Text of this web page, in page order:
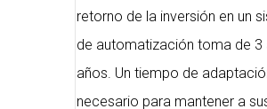
retorno de la inversión en un
de automatización toma de 3
años. Un tiempo de
necesario para mantener a